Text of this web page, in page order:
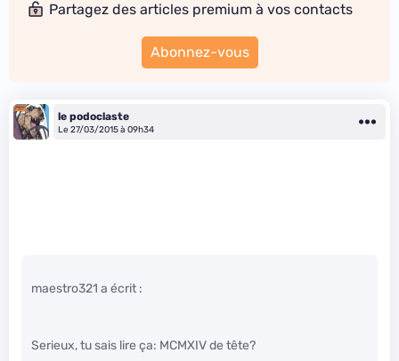
Partagez des articles premium à vos contacts
Abonnez-vous
le podoclaste
Le 27/03/2015 à 09h34
maestro321 a écrit :
Serieux, tu sais lire ça: MCMXIV de tête?